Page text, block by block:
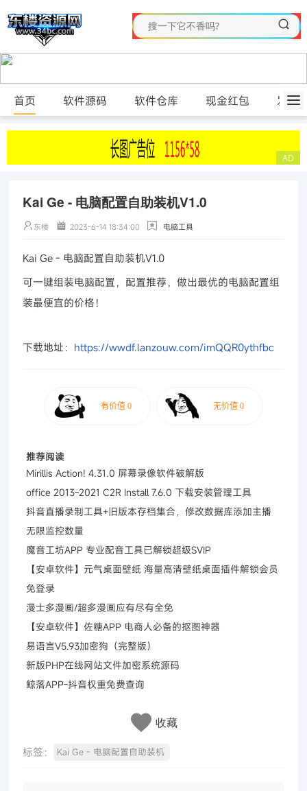
首页 软件源码 软件仓库 现金红包 发布
Kai Ge - 电脑配置自助装机V1.0
东楼 2023-6-14 18:34:00 电脑工具
Kai Ge - 电脑配置自助装机V1.0
可一键组装电脑配置，配置推荐，做出最优的电脑配置组
装最便宜的价格！
下载地址： https://wwdf.lanzouw.com/imQQR0ythfbc
推荐阅读
Mirillis Action! 4.31.0 屏幕录像软件破解版
office 2013-2021 C2R Install 7.6.0 下载安装管理工具
抖音直播录制工具+旧版本存档集合，修改数据库添加主播
无限监控数量
魔音工坊APP 专业配音工具已解锁超级SVIP
【安卓软件】元气桌面壁纸 海量高清壁纸桌面插件解锁会员
免登录
漫士多漫画/超多漫画应有尽有全免
【安卓软件】佐糖APP 电商人必备的抠图神器
易语言V5.93加密狗（完整版）
新版PHP在线网站文件加密系统源码
鲸落APP-抖音权重免费查询
收藏
标签： Kai Ge - 电脑配置自助装机